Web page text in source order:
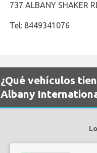
737 ALBANY SHAKER
Tel: 8449341076
¿Qué vehículos
Albany